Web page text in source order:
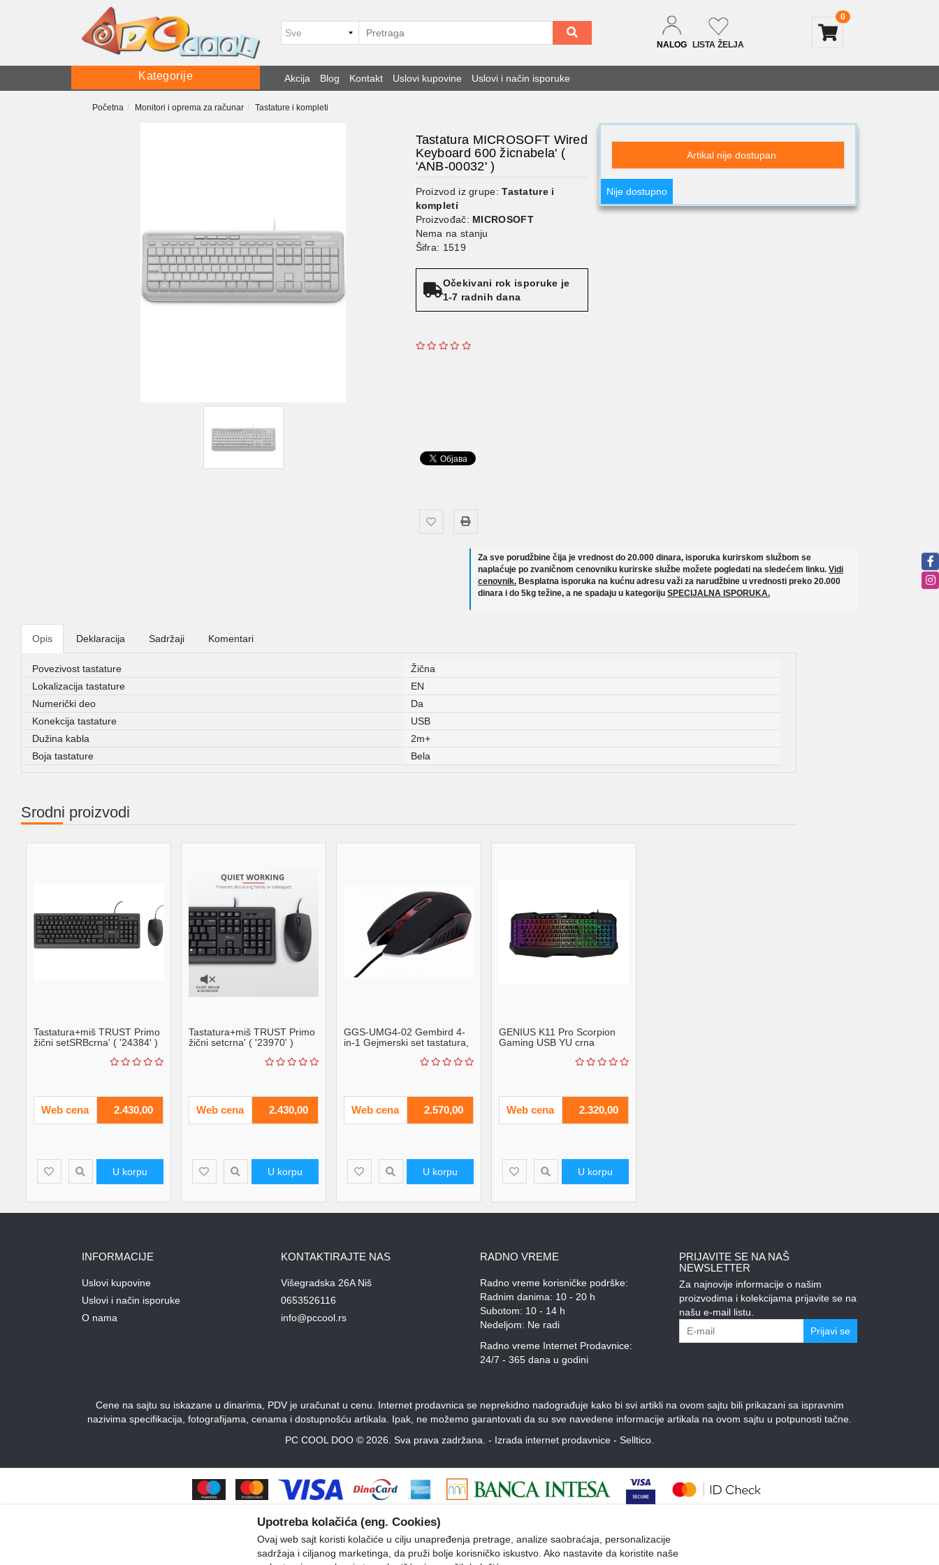
NALOG LISTA ŽELJA
0
Kategorije Akcija Blog Kontakt Uslovi kupovine Uslovi i način isporuke
Početna Monitori i oprema za računar Tastature i kompleti
Tastatura MICROSOFT Wired
Keyboard 600 žicnabela' (
'ANB-00032' )
Proizvod iz grupe:Tastature i
kompleti
Proizvođač: MICROSOFT
Nema na stanju
Šifra: 1519
Očekivani rok isporuke je
1-7 radnih dana
Artikal nije dostupan
Nije dostupno
Za sve porudžbine čija je vrednost do 20.000 dinara, isporuka kurirskom službom se
naplaćuje po zvaničnom cenovniku kurirske službe možete pogledati na sledećem linku. Vidi
cenovnik. Besplatna isporuka na kućnu adresu važi za narudžbine u vrednosti preko 20.000
dinara i do 5kg težine, a ne spadaju u kategoriju SPECIJALNA ISPORUKA.
Opis Deklaracija Sadržaji Komentari
Povezivost tastature
Žična
Lokalizacija tastature
EN
Numerički deo
Da
Konekcija tastature
USB
Dužina kabla
2m+
Boja tastature
Bela
Srodni proizvodi
Tastatura+miš TRUST Primo
žični setSRBcrna' ( '24384' )
Web cena 2.430,00
U korpu
Tastatura+miš TRUST Primo
žični setcrna' ( '23970' )
Web cena 2.430,00
U korpu
GGS-UMG4-02 Gembird 4-
in-1 Gejmerski set tastatura,
Web cena 2.570,00
U korpu
GENIUS K11 Pro Scorpion
Gaming USB YU crna
Web cena 2.320,00
U korpu
INFORMACIJE
Uslovi kupovine
Uslovi i način isporuke
O nama
KONTAKTIRAJTE NAS
Višegradska 26A Niš
0653526116
info@pccool.rs
RADNO VREME
Radno vreme korisničke podrške:
Radnim danima: 10 - 20 h
Subotom: 10 - 14 h
Nedeljom: Ne radi
Radno vreme Internet Prodavnice:
24/7 - 365 dana u godini
PRIJAVITE SE NA NAŠ
NEWSLETTER
Za najnovije informacije o našim
proizvodima i kolekcijama prijavite se na
našu e-mail listu.
Prijavi se
Cene na sajtu su iskazane u dinarima, PDV je uračunat u cenu. Internet prodavnica se neprekidno nadograđuje kako bi svi artikli na ovom sajtu bili prikazani sa ispravnim
nazivima specifikacija, fotografijama, cenama i dostupnošću artikala. Ipak, ne možemo garantovati da su sve navedene informacije artikala na ovom sajtu u potpunosti tačne.
PC COOL DOO © 2026. Sva prava zadržana. - Izrada internet prodavnice - Selltico.
Upotreba kolačića (eng. Cookies)
Ovaj web sajt koristi kolačiće u cilju unapređenja pretrage, analize saobraćaja, personalizacije
sadržaja i ciljanog marketinga, da pruži bolje korisničko iskustvo. Ako nastavite da koristite naše